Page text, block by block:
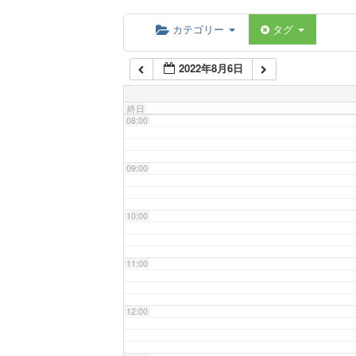
カテゴリー タグ
2022年8月6日
終日
07:00
08:00
09:00
10:00
11:00
12:00